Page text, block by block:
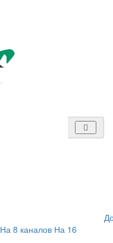
На 8 каналов На 16